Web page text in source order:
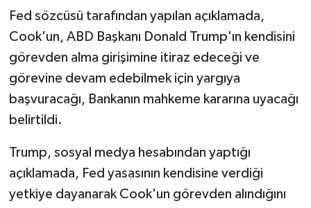
Fed sözcüsü tarafından yapılan açıklamada,
Cook'un, ABD Başkanı Donald Trump'ın kendisini
görevden alma girişimine itiraz edeceği ve
görevine devam edebilmek için yargıya
başvuracağı, Bankanın mahkeme kararına uyacağı
belirtildi.
Trump, sosyal medya hesabından yaptığı
açıklamada, Fed yasasının kendisine verdiği
yetkiye dayanarak Cook'un görevden alındığını